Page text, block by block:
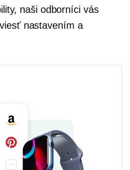
naši odborníci vás
nastavením a